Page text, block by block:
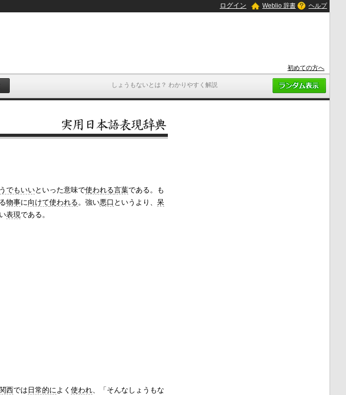
しょうもないとは？ わかりやすく解説
ログイン Weblio 辞書 ヘルプ
初めての方へ
でもいいといった意味で使われる言葉である。も
る物事に向けて使われる。強い悪口 というより、 呆
表現である。
関西では日常的に よく 使われ、「そんなしょうもな